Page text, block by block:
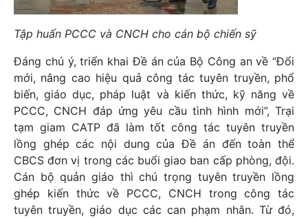
Tập huấn PCCC và CNCH cho cán bộ chiến sỹ
Đáng chú ý, triển khai Đề án của Bộ Công an về “Đổi
mới, nâng cao hiệu quả công tác tuyên truyền, phổ
biến, giáo dục, pháp luật và kiến thức, kỹ năng về
PCCC, CNCH đáp ứng yêu cầu tình hình mới”, Trại
tạm giam CATP đã làm tốt công tác tuyên truyền
lồng ghép các nội dung của Đề án đến toàn thể
CBCS đơn vị trong các buổi giao ban cấp phòng, đội.
Cán bộ quản giáo thì chú trọng tuyên truyền lồng
ghép kiến thức về PCCC, CNCH trong công tác
tuyên truyền, giáo dục các can phạm nhân. Từ đó,